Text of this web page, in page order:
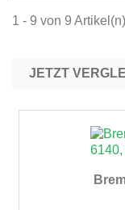
1 - 9 von 9 Artikel(n)